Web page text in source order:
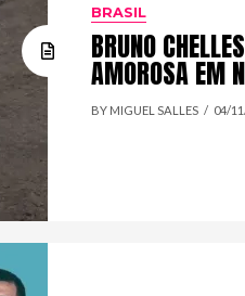
BRASIL
BRUNO
AMOROSA EM
BY MIGUEL SALLES 04/